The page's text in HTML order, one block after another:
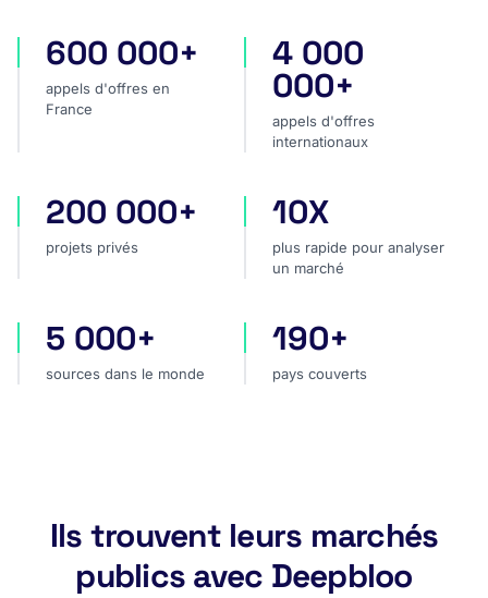
appels d'offres en France
600 000+
appels d'offres en
France
appels d'offres
4 000
000+
appels d'offres
internationaux
projets privés
200 000+
projets privés
plus rapide pour analyser
10X
plus rapide pour analyser
un marché
sources dans le monde
5 000+
sources dans le monde
pays couverts
190+
pays couverts
Ils trouvent leurs marchés
publics avec Deepbloo